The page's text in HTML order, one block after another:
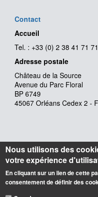
Contact
Accueil
Tel. : +33 (0) 2 38 41 71 71
Adresse postale
Château de la Source
Avenue du Parc Floral
BP 6749
45067 Orléans Cedex 2 -
Nous utilisons des
votre expérience
En cliquant sur un lien de cette
consentement de définir des